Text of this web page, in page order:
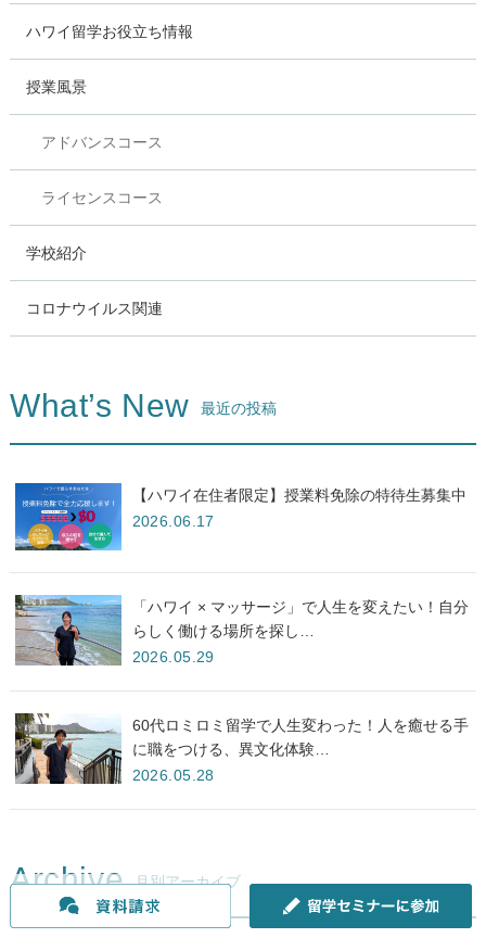
ハワイ留学お役立ち情報
授業風景
アドバンスコース
ライセンスコース
学校紹介
コロナウイルス関連
What’s New 最近の投稿
【ハワイ在住者限定】授業料免除の特待生募集中
2026.06.17
「ハワイ × マッサージ」で人生を変えたい！自分
らしく働ける場所を探し…
2026.05.29
60代ロミロミ留学で人生変わった！人を癒せる手
に職をつける、異文化体験…
2026.05.28
Archive 月別アーカイブ